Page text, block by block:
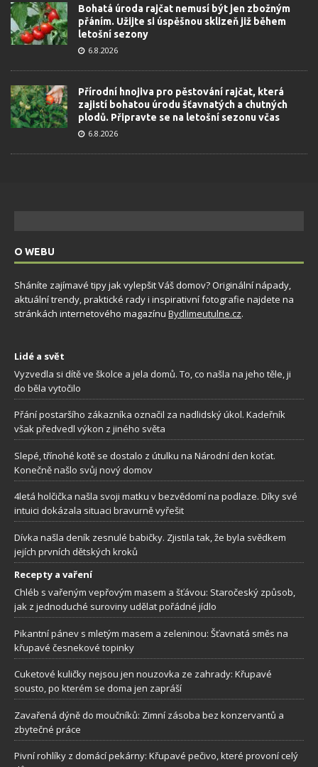
Bohatá úroda rajčat nemusí být jen zbožným
přáním. Užijte si úspěšnou sklizeň již během
letošní sezony
6.8.2026
Přírodní hnojiva pro pěstování rajčat, která
zajistí bohatou úrodu šťavnatých a chutných
plodů. Připravte se na letošní sezonu včas
6.8.2026
O WEBU
Sháníte zajímavé tipy jak vylepšit Váš domov? Originální nápady,
aktuální trendy, praktické rady i inspirativní fotografie najdete na
stránkách internetového magazínu Bydlimeutulne.cz.
Lidé a svět
Vyzvedla si dítě ve školce a jela domů. To, co našla na jeho těle, ji
do běla vytočilo
Přání postaršího zákazníka označil za nadlidský úkol. Kadeřník
však předvedl výkon z jiného světa
Slepé, třínohé kotě se dostalo z útulku na Národní den koťat.
Konečně našlo svůj nový domov
4letá holčička našla svoji matku v bezvědomí na podlaze. Díky své
intuici dokázala situaci bravurně vyřešit
Dívka našla deník zesnulé babičky. Zjistila tak, že byla svědkem
jejích prvních dětských kroků
Recepty a vaření
Chléb s vařeným vepřovým masem a šťávou: Staročeský způsob,
jak z jednoduché suroviny udělat pořádné jídlo
Pikantní pánev s mletým masem a zeleninou: Šťavnatá směs na
křupavé česnekové topinky
Cuketové kuličky nejsou jen nouzovka ze zahrady: Křupavé
sousto, po kterém se doma jen zapráší
Zavařená dýně do moučníků: Zimní zásoba bez konzervantů a
zbytečné práce
Pivní rohlíky z domácí pekárny: Křupavé pečivo, které provoní celý